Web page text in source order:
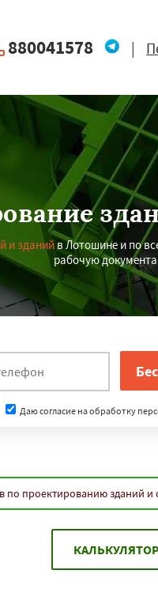
880041578 |
и зданийв Лотошине и по
рабочую
Даю согласие на обработку
по проектированию зданий
КАЛЬКУЛЯТОР